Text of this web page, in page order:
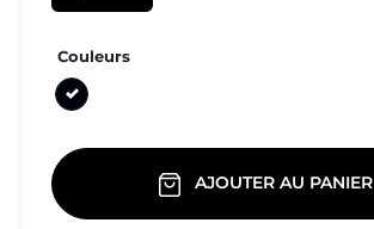
Couleurs
Noir
AJOUTER AU PANIER